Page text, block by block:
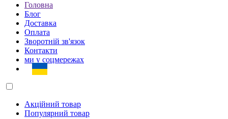
Головна
Блог
Доставка
Оплата
Зворотній зв'язок
Контакти
ми у соцмережах
Акційний товар
Популярний товар